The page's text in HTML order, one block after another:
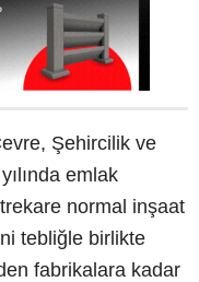
Şehircilik ve
emlak
normal inşaat
tebliğle birlikte
fabrikalara kadar